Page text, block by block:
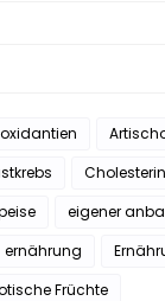
Cholesterin
eigener
ernährung
Früchte